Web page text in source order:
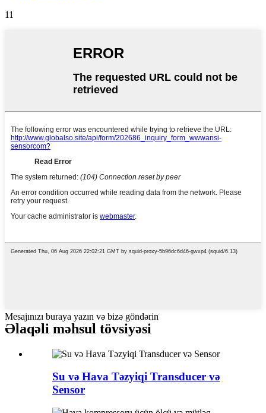
11
Mesajınızı buraya yazın və bizə göndərin
Əlaqəli məhsul tövsiyəsi
Su və Hava Təzyiqi Transducer və
Sensor